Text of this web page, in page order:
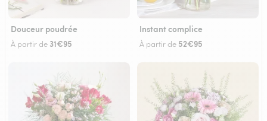
Douceur poudrée
À partir de 31€95
Instant complice
À partir de 52€95